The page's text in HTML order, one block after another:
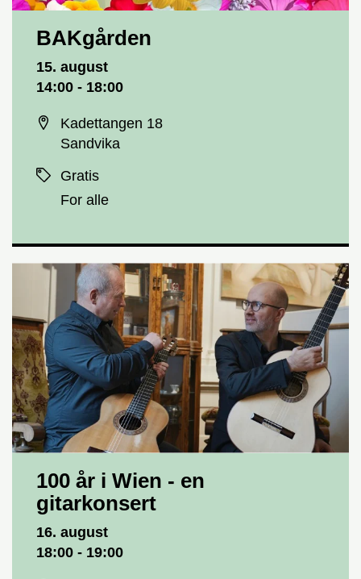
BAKgården
15. august
14:00 - 18:00
Kadettangen 18
Sandvika
Gratis
For alle
100 år i Wien - en
gitarkonsert
16. august
18:00 - 19:00